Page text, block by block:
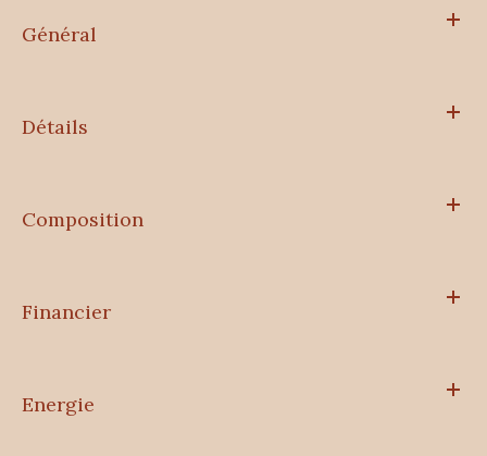
Général
Détails
Composition
Financier
Energie